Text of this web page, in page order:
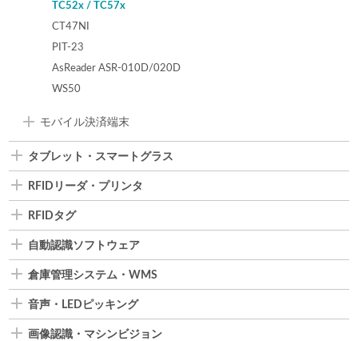
TC52x / TC57x
CT47NI
PIT-23
AsReader ASR-010D/020D
WS50
モバイル決済端末
タブレット・スマートグラス
RFIDリーダ・プリンタ
RFIDタグ
自動認識ソフトウェア
倉庫管理システム・WMS
音声・LEDピッキング
画像認識・マシンビジョン